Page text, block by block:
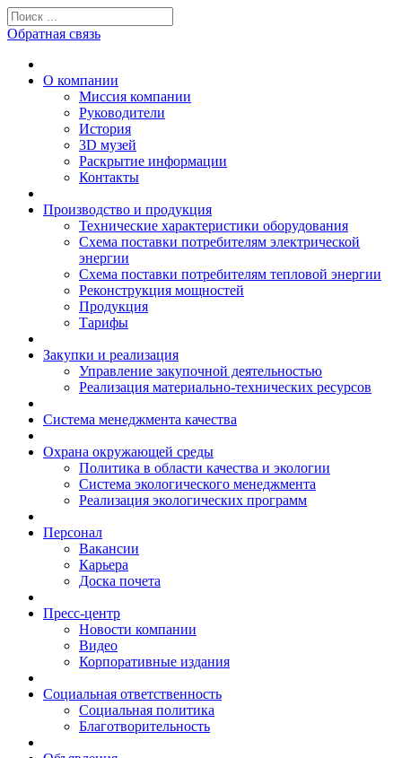
Обратная связь
О компании
Миссия компании
Руководители
История
3D музей
Раскрытие информации
Контакты
Производство и продукция
Технические характеристики оборудования
Схема поставки потребителям электрической
энергии
Схема поставки потребителям тепловой энергии
Реконструкция мощностей
Продукция
Тарифы
Закупки и реализация
Управление закупочной деятельностью
Реализация материально-технических ресурсов
Система менеджмента качества
Охрана окружающей среды
Политика в области качества и экологии
Система экологического менеджмента
Реализация экологических программ
Персонал
Вакансии
Карьера
Доска почета
Пресс-центр
Новости компании
Видео
Корпоративные издания
Социальная ответственность
Социальная политика
Благотворительность